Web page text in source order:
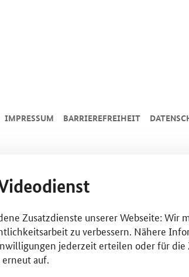
IMPRESSUM BARRIEREFREIHEIT
Zusatzdienste unserer Webseite:
zu verbessern. Nähere
jederzeit erteilen oder für
auf.